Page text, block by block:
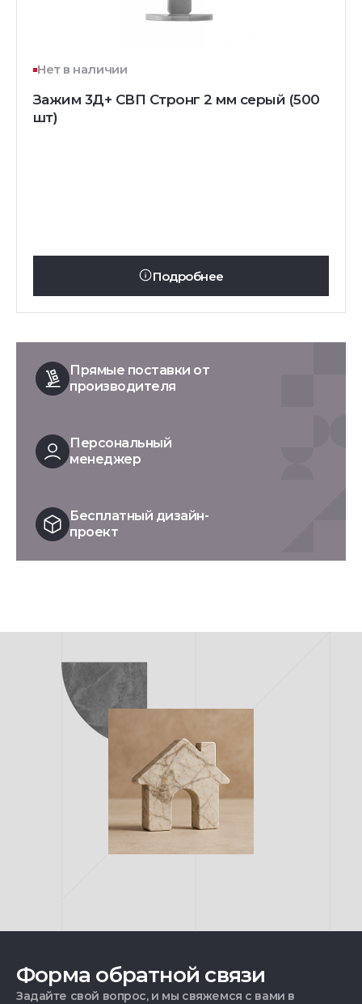
Нет в наличии
Зажим 3Д+ СВП Стронг 2 мм серый (500
шт)
Подробнее
Прямые поставки от
производителя
Персональный
менеджер
Бесплатный дизайн-
проект
Форма обратной связи
Задайте свой вопрос, и мы свяжемся с вами в